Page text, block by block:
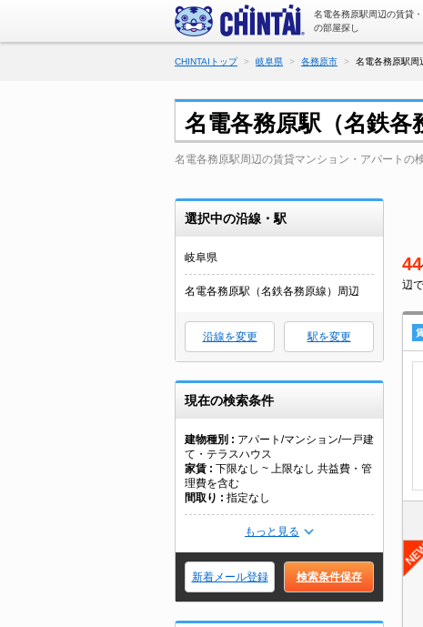
名電各務原駅周辺の賃貸
の部屋探し
CHINTAIトップ 岐阜県 各務原市 名電各務原駅周
名電各務原駅（名鉄
名電各務原駅周辺の賃貸マンション・アパートの
選択中の沿線・駅
岐阜県
名電各務原駅（名鉄各務原線）周辺
沿線を変更 駅を変更
現在の検索条件
建物種別
アパート/マンション/一戸建
て・テラスハウス
家賃
下限なし ~ 上限なし 共益費・管
理費を含む
間取り
指定なし
もっと見る
新着メール登録 検索条件保存
44
辺